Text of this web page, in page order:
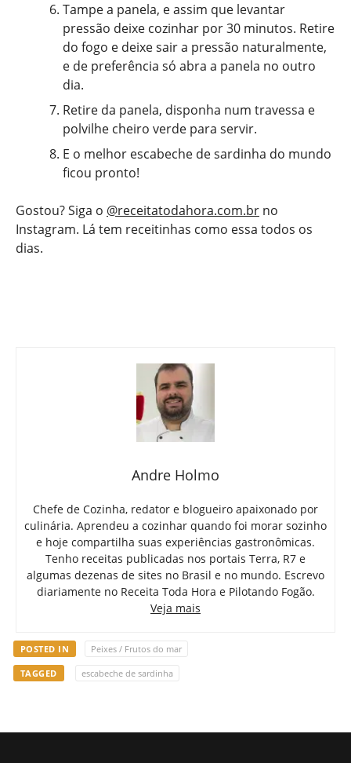
Tampe a panela, e assim que levantar
pressão deixe cozinhar por 30 minutos. Retire
do fogo e deixe sair a pressão naturalmente,
e de preferência só abra a panela no outro
dia.
Retire da panela, disponha num travessa e
polvilhe cheiro verde para servir.
E o melhor escabeche de sardinha do mundo
ficou pronto!
Gostou? Siga o @receitatodahora.com.br no
Instagram. Lá tem receitinhas como essa todos os
dias.
Andre Holmo
Chefe de Cozinha, redator e blogueiro apaixonado por
culinária. Aprendeu a cozinhar quando foi morar sozinho
e hoje compartilha suas experiências gastronômicas.
Tenho receitas publicadas nos portais Terra, R7 e
algumas dezenas de sites no Brasil e no mundo. Escrevo
diariamente no Receita Toda Hora e Pilotando Fogão.
Veja mais
POSTED IN Peixes / Frutos do mar
TAGGED escabeche de sardinha